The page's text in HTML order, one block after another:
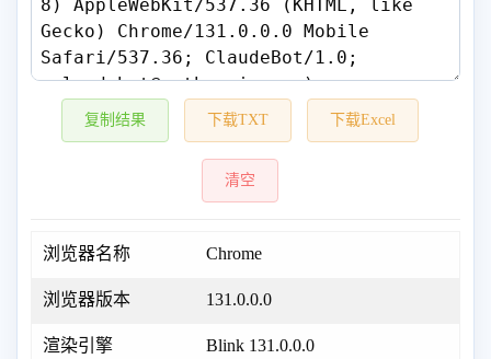
复制结果 下载TXT 下载Excel
清空
浏览器名称 Chrome
浏览器版本 131.0.0.0
渲染引擎 Blink 131.0.0.0